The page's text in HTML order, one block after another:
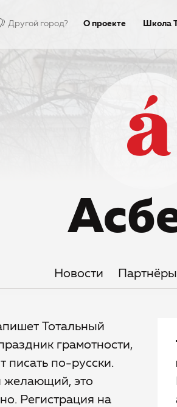
Другой город? О проекте Школа
Недиктант.Дети
Новости Партнёры
Тотальный
грамотности,
писать по-русски.
желающий, это
Регистрация на